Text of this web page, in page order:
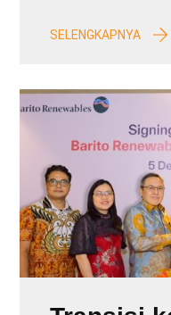
SELENGKAPNYA